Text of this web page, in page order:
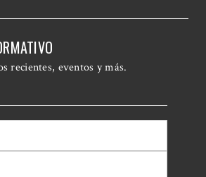
recientes, eventos y más.